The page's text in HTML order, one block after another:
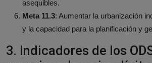
asequibles.
Meta 11.3: Aumentar la urbanización
y la capacidad para la planificación y
3. Indicadores de los